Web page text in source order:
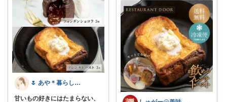
🌷 あや＊暮らしとギフト
甘いもの好きにはたまらない、